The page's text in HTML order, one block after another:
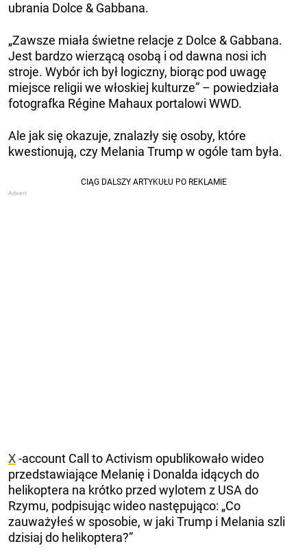
ubrania Dolce & Gabbana.
„Zawsze miała świetne relacje z Dolce & Gabbana.
Jest bardzo wierzącą osobą i od dawna nosi ich
stroje. Wybór ich był logiczny, biorąc pod uwagę
miejsce religii we włoskiej kulturze” – powiedziała
fotografka Régine Mahaux portalowi WWD.
Ale jak się okazuje, znalazły się osoby, które
kwestionują, czy Melania Trump w ogóle tam była.
X-account Call to Activism opublikowało wideo
przedstawiające Melanię i Donalda idących do
helikoptera na krótko przed wylotem z USA do
Rzymu, podpisując wideo następująco: „Co
zauważyłeś w sposobie, w jaki Trump i Melania szli
dzisiaj do helikoptera?”